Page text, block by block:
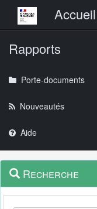
Menu principalAccueil
Rapports
Porte-documents
Nouveautés
Aide
Navigation
outils
Menu
contextuel
Recherche